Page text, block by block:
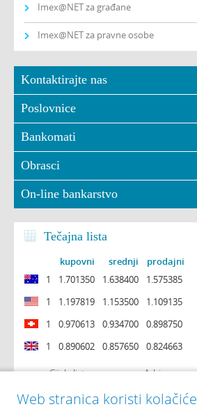
Imex@NET za građane
Imex@NET za pravne osobe
Kontaktirajte nas
Poslovnice
Bankomati
Obrasci
On-line bankarstvo
Tečajna lista
kupovni srednji
prodajni
1
1.701350 1.638400
1.575385
1
1.197819 1.153500
1.109135
1
0.970613 0.934700
0.898750
1
0.890602 0.857650 0.824663
Cijela lista Arhiva
Web stranica koristi kolačiće